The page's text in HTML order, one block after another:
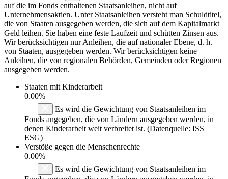
auf die im Fonds enthaltenen Staatsanleihen, nicht auf
Unternehmensaktien. Unter Staatsanleihen versteht man Schuldtitel,
die von Staaten ausgegeben werden, die sich auf dem Kapitalmarkt
Geld leihen. Sie haben eine feste Laufzeit und schütten Zinsen aus.
Wir berücksichtigen nur Anleihen, die auf nationaler Ebene, d. h.
von Staaten, ausgegeben werden. Wir berücksichtigen keine
Anleihen, die von regionalen Behörden, Gemeinden oder Regionen
ausgegeben werden.
Staaten mit Kinderarbeit
0.00%
Es wird die Gewichtung von Staatsanleihen im
Fonds angegeben, die von Ländern ausgegeben werden, in
denen Kinderarbeit weit verbreitet ist. (Datenquelle: ISS
ESG)
Verstöße gegen die Menschenrechte
0.00%
Es wird die Gewichtung von Staatsanleihen im